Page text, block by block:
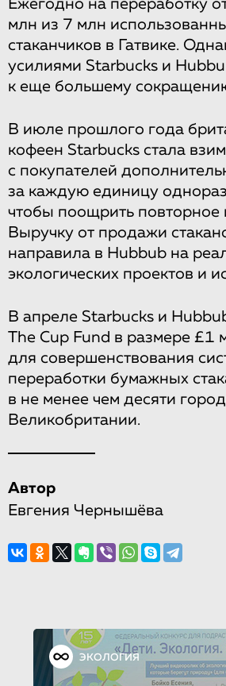
Ежегодно на переработку
млн из 7 млн
стаканчиков в Гатвике.
усилиями Starbucks и
к еще большему
В июле прошлого года
кофеен Starbucks стала
с покупателей
за каждую единицу
чтобы поощрить повторное
Выручку от продажи
направила в Hubbub на
экологических проектов и
В апреле Starbucks и
The Cup Fund в размере £1
для совершенствования
переработки бумажных
в не менее чем десяти
Великобритании.
Автор
Евгения Чернышёва
ЭКОЛОГИЯ